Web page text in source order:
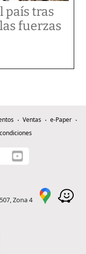
país tras
fuerzas
Ventas
e-Paper
Zona 4